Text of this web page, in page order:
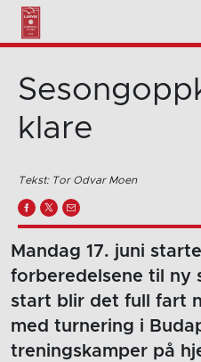
klare
Tekst: Tor Odvar Moen
Mandag 17. juni
forberedelsene til ny
start blir det full fart
med turnering i
treningskamper på